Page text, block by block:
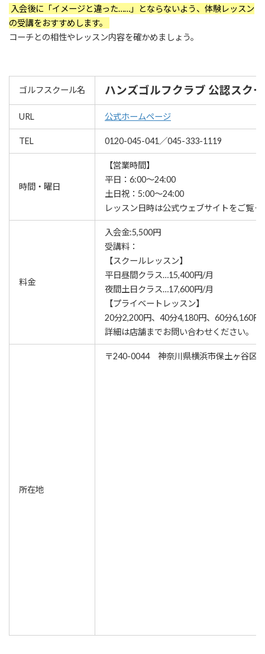
入会後に「イメージと違った……」とならないよう、体験レッスン
の受講をおすすめします。
コーチとの相性やレッスン内容を確かめましょう。
ゴルフスクール名 ハンズゴルフクラブ 公認スク
URL 公式ホームページ
TEL 0120-045-041／045-333-1119
時間・曜日
【営業時間】
平日：6:00～24:00
土日祝：5:00～24:00
レッスン⽇時は公式ウェブサイトをご覧く
料金
入会金:5,500円
受講料：
【スクールレッスン】
平日昼間クラス…15,400円/月
夜間土日クラス…17,600円/月
【プライベートレッスン】
20分2,200円、40分4,180円、60分6,160円
詳細は店舗までお問い合わせください。
所在地
〒240-0044 神奈川県横浜市保土ヶ谷区